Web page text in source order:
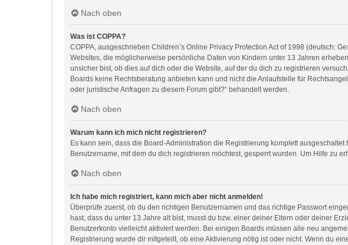
Nach oben
Was ist COPPA?
COPPA, ausgeschrieben Children’s Online Privacy Protection Act of 1998 (deutsch:
Websites, die möglicherweise persönliche Daten von Kindern unter 13 Jahren
unsicher bist, ob dies auf dich oder die Website, auf der du dich zu registrieren
Boards keine Rechtsberatung anbieten kann und nicht die Anlaufstelle für
oder juristische Anfragen zu diesem Forum gibt?“ behandelt werden.
Nach oben
Warum kann ich mich nicht registrieren?
Es kann sein, dass die Board-Administration die Registrierung komplett
Benutzername, mit dem du dich registrieren möchtest, gesperrt wurden. Um Hilfe zu
Nach oben
Ich habe mich registriert, kann mich aber nicht anmelden!
Überprüfe zuerst, ob du den richtigen Benutzernamen und das richtige Passwort
hast, dass du unter 13 Jahre alt bist, musst du bzw. einer deiner Eltern oder deiner
Benutzerkonto vielleicht aktiviert werden. Bei einigen Boards müssen alle neu
Registrierung wurde dir mitgeteilt, ob eine Aktivierung nötig ist oder nicht. Wenn du